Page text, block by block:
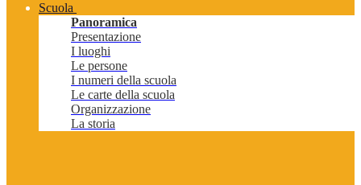
Scuola
Panoramica
Presentazione
I luoghi
Le persone
I numeri della scuola
Le carte della scuola
Organizzazione
La storia